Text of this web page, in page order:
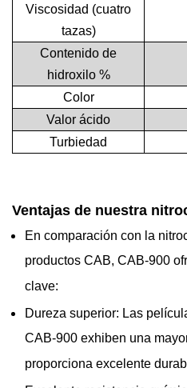
Viscosidad (cuatro
tazas)
Contenido de
hidroxilo %
Color
Valor ácido
Turbiedad
Ventajas de nuestra
En comparación con la
productos CAB, CAB-900
clave:
Dureza superior: Las
CAB-900 exhiben una
proporciona excelente